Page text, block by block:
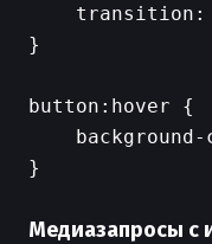
transition:
}
button:hover {
}
Медиазапросы с